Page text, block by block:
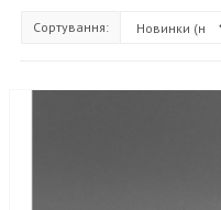
Сортування: